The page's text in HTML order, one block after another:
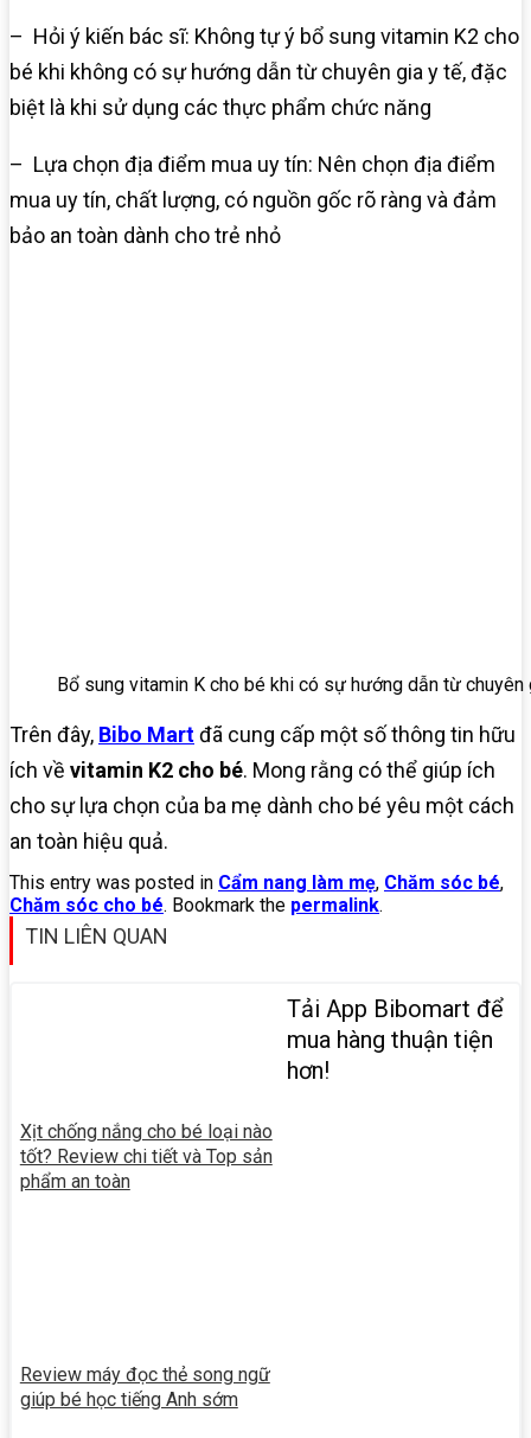
– Hỏi ý kiến bác sĩ: Không tự ý bổ sung vitamin K2 cho
bé khi không có sự hướng dẫn từ chuyên gia y tế, đặc
biệt là khi sử dụng các thực phẩm chức năng
– Lựa chọn địa điểm mua uy tín: Nên chọn địa điểm
mua uy tín, chất lượng, có nguồn gốc rõ ràng và đảm
bảo an toàn dành cho trẻ nhỏ
Bổ sung vitamin K cho bé khi có sự hướng dẫn từ chuyên
Trên đây, Bibo Martđã cung cấp một số thông tin hữu
ích về vitamin K2 cho bé. Mong rằng có thể giúp ích
cho sự lựa chọn của ba mẹ dành cho bé yêu một cách
an toàn hiệu quả.
This entry was posted in Cẩm nang làm mẹ, Chăm sóc bé,
Chăm sóc cho bé. Bookmark the permalink.
TIN LIÊN QUAN
Xịt chống nắng cho bé loại nào
tốt? Review chi tiết và Top sản
phẩm an toàn
Review máy đọc thẻ song ngữ
giúp bé học tiếng Anh sớm
Tải App Bibomart để
mua hàng thuận tiện
hơn!